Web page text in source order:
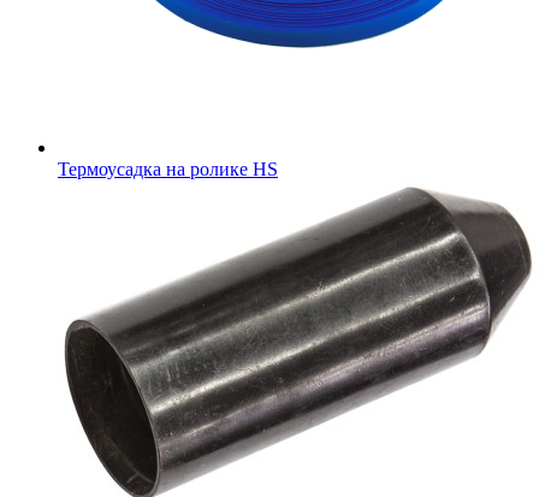
Термоусадка на ролике HS